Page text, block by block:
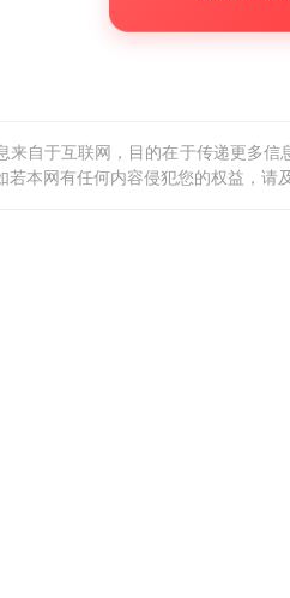
来自于互联网，目的在于传递更多
若本网有任何内容侵犯您的权益，请